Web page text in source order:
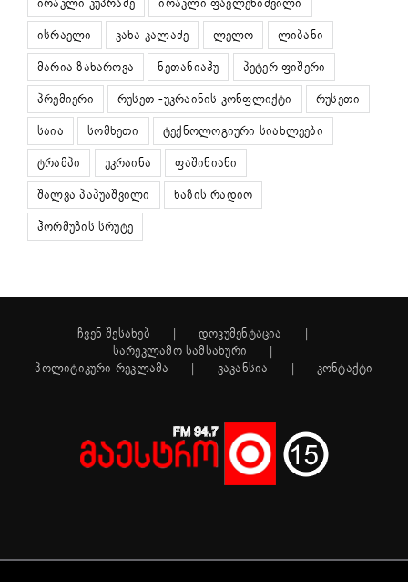
ისრაელი
კახა კალაძე ლელო
ლიბანი
მარია ზახაროვა
ნეთანიაჰუ
პეტერ ფიშერი
პრემიერი
რუსეთ -უკრაინის კონფლიქტი
რუსეთი
საია
სომხეთი
ტექნოლოგიური სიახლეები
ტრამპი
უკრაინა
ფაშინიანი
შალვა პაპუაშვილი
ხაზის რადიო
ჰორმუზის სრუტე
ჩვენ შესახებ
დოკუმენტაცია
სარეკლამო სამსახური
პოლიტიკური რეკლამა
ვაკანსია კონტაქტი